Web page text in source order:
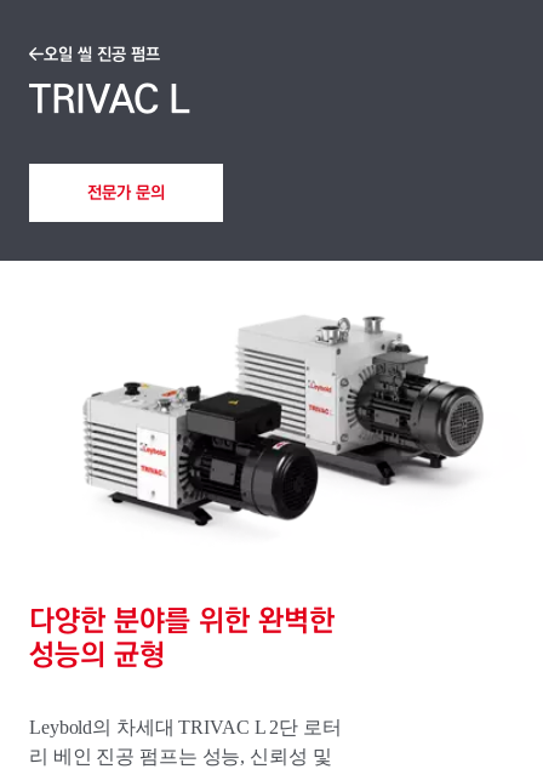
오일 씰 진공 펌프
TRIVAC L
전문가 문의
다양한 분야를 위한 완벽한
성능의 균형
Leybold의 차세대 TRIVAC L 2단 로터
리 베인 진공 펌프는 성능, 신뢰성 및